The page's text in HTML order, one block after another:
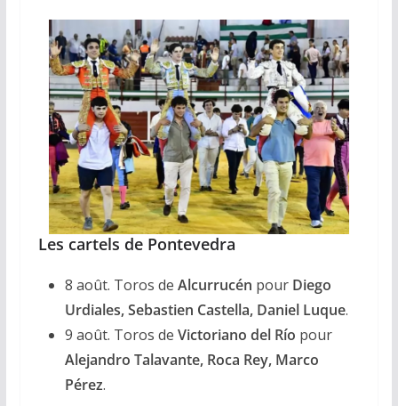
Les cartels de Pontevedra
8 août. Toros de Alcurrucén pour Diego
Urdiales, Sebastien Castella, Daniel Luque.
9 août. Toros de Victoriano del Río pour
Alejandro Talavante, Roca Rey, Marco
Pérez.